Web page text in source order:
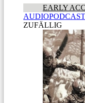
EARLY
ZUFÄLLIG